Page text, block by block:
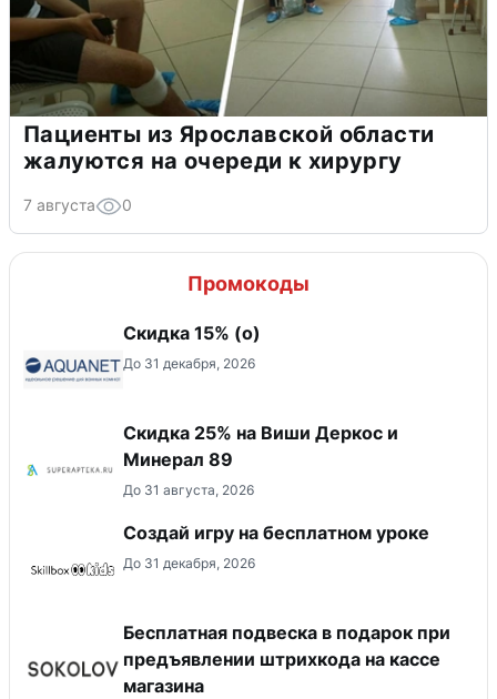
Пациенты из Ярославской области
жалуются на очереди к хирургу
7 августа 0
Промокоды
Скидка 15% (о)
До 31 декабря, 2026
Скидка 25% на Виши Деркос и
Минерал 89
До 31 августа, 2026
Создай игру на бесплатном уроке
До 31 декабря, 2026
Бесплатная подвеска в подарок при
предъявлении штрихкода на кассе
магазина